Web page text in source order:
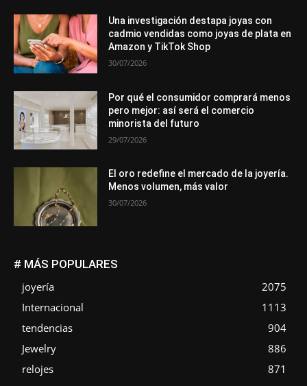
Una investigación destapa joyas con
cadmio vendidas como joyas de plata en
Amazon y TikTok Shop
30/07/2026
Por qué el consumidor comprará menos
pero mejor: así será el comercio
minorista del futuro
29/07/2026
El oro redefine el mercado de la joyería.
Menos volumen, más valor
30/07/2026
# MÁS POPULARES
joyería
2075
Internacional
1113
tendencias
904
Jewelry
886
relojes
871